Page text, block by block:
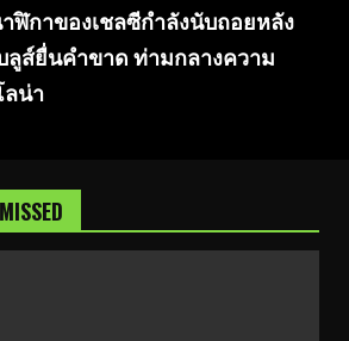
ฬิกาของเชลซีกำลังนับถอยหลัง
ส์ยื่นคำขาด ท่ามกลางความ
ลน่า